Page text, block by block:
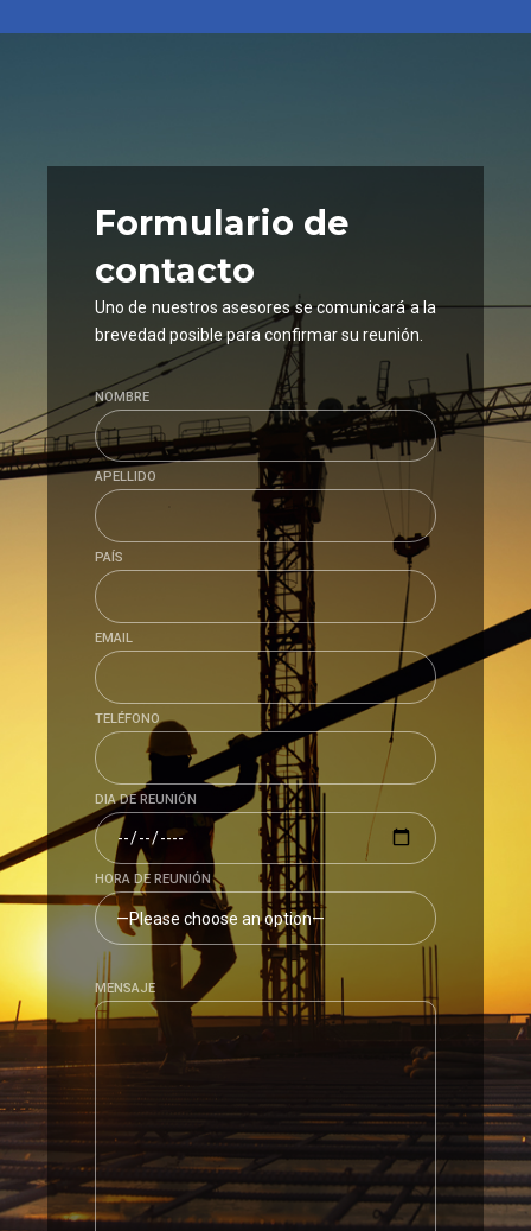
Formulario de
contacto
Uno de nuestros asesores se comunicará a la
brevedad posible para confirmar su reunión.
NOMBRE
APELLIDO
PAÍS
EMAIL
TELÉFONO
DIA DE REUNIÓN
HORA DE REUNIÓN
MENSAJE